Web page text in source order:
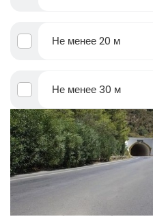
Не менее 20 м
Не менее 30 м